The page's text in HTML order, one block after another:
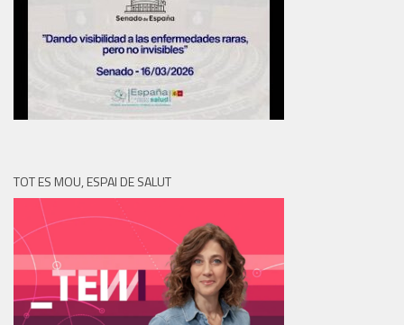
TOT ES MOU, ESPAI DE SALUT